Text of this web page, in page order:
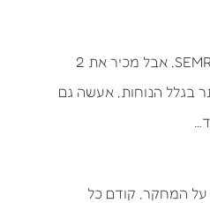
אני יותר משתמש ב SEMRUSH, אבל מכיר את 2
בגלל הנוחות, אעשה גם
על המחקר, קודם כל